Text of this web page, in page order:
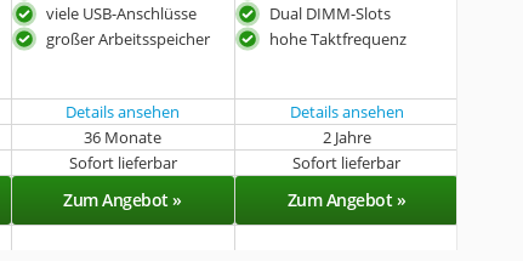
viele USB-Anschlüsse
großer Arbeitsspeicher
Dual DIMM-Slots
hohe Taktfrequenz
Details ansehen
Details ansehen
36 Monate
2 Jahre
Sofort lieferbar
Sofort lieferbar
Zum Angebot » Zum Angebot »